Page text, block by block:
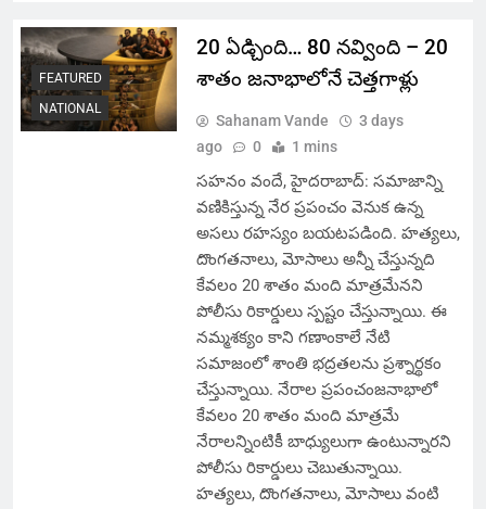
FEATURED
NATIONAL
20 ఏడ్చింది… 80 నవ్వింది – 20
శాతం జనాభాలోనే చెత్తగాళ్లు
Sahanam Vande
3 days
ago
0 1 mins
సహనం వందే, హైదరాబాద్: సమాజాన్ని
వణికిస్తున్న నేర ప్రపంచం వెనుక ఉన్న
అసలు రహస్యం బయటపడింది. హత్యలు,
దొంగతనాలు, మోసాలు అన్నీ చేస్తున్నది
కేవలం 20 శాతం మంది మాత్రమేనని
పోలీసు రికార్డులు స్పష్టం చేస్తున్నాయి. ఈ
నమ్మశక్యం కాని గణాంకాలే నేటి
సమాజంలో శాంతి భద్రతలను ప్రశ్నార్థకం
చేస్తున్నాయి. నేరాల ప్రపంచంజనాభాలో
కేవలం 20 శాతం మంది మాత్రమే
నేరాలన్నింటికీ బాధ్యులుగా ఉంటున్నారని
పోలీసు రికార్డులు చెబుతున్నాయి.
హత్యలు, దొంగతనాలు, మోసాలు వంటి